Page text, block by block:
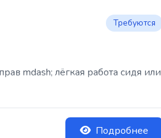
Требуются
mdash; лёгкая работа сидя или
Подробнее